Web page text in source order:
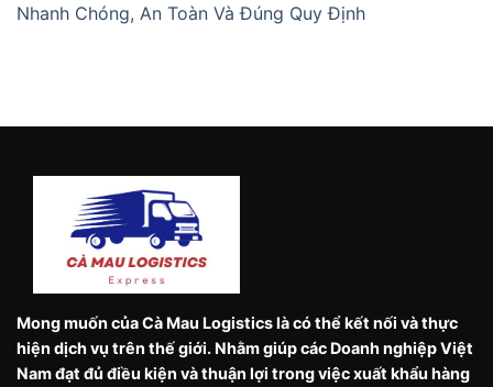
Nhanh Chóng, An Toàn Và Đúng Quy Định
Mong muốn của Cà Mau Logistics là có thể kết nối và thực
hiện dịch vụ trên thế giới. Nhằm giúp các Doanh nghiệp Việt
Nam đạt đủ điều kiện và thuận lợi trong việc xuất khẩu hàng